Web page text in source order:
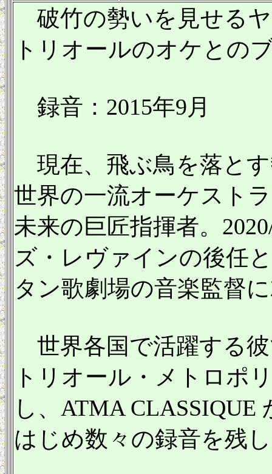
破竹の勢いを見せる
トリオールのオケとの
録音：2015年9月
現在、飛ぶ鳥を落と
世界の一流オーケスト
未来の巨匠指揮者。
ズ・レヴァインの後任
タン歌劇場の音楽監督
世界各国で活躍する
トリオール・メトロポ
し、ATMA
はじめ数々の録音を残